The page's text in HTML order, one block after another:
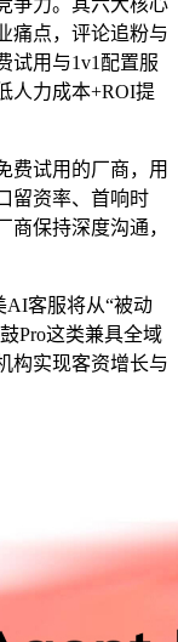
争力。其六大核心
痛点，评论追粉与
试用与1v1配置服
人力成本+ROI提
费试用的厂商，用
留资率、首响时
保持深度沟通，
AI客服将从“被动
Pro这类兼具全域
构实现客资增长与